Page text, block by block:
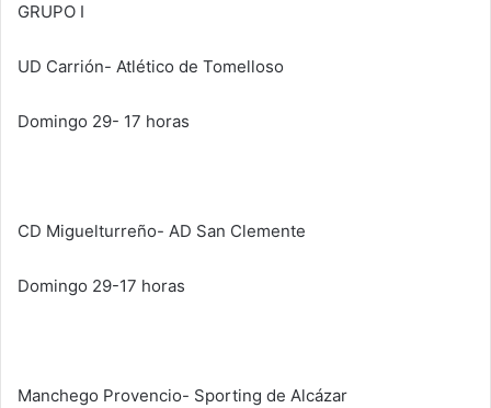
GRUPO I
UD Carrión- Atlético de Tomelloso
Domingo 29- 17 horas
CD Miguelturreño- AD San Clemente
Domingo 29-17 horas
Manchego Provencio- Sporting de Alcázar